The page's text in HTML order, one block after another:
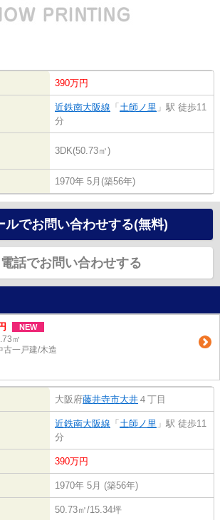
390万円
近鉄南大阪線 「 土師ノ里 」駅 徒歩11
分
3DK(50.73㎡)
1970年 5月(築56年)
ルでお問い合わせする(無料)
電話でお問い合わせする
NEW
㎡
古一戸建/木造
大阪府藤井寺市大井 ４丁目
近鉄南大阪線 「 土師ノ里 」駅 徒歩11
分
390万円
1970年 5月 (築56年)
50.73㎡/15.34坪